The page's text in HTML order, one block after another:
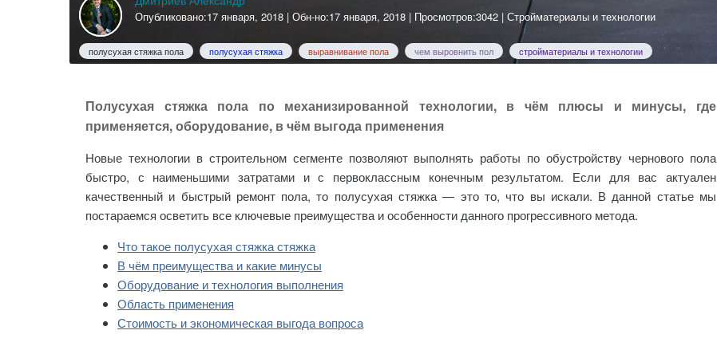
Опубликовано:17 января, 2018 | Обн-но:17 января, 2018 | Просмотров:3042 | Стройматериалы и технологии
полусухая стяжка пола полусухая стяжка выравнивание пола чем выровнить пол стройматериалы и технологии
Полусухая стяжка пола по механизированной технологии, в чём плюсы и минусы, где
применяется, оборудование, в чём выгода применения
Новые технологии в строительном сегменте позволяют выполнять работы по обустройству чернового пола
быстро, с наименьшими затратами и с первоклассным конечным результатом. Если для вас актуален
качественный и быстрый ремонт пола, то полусухая стяжка — это то, что вы искали. В данной статье мы
постараемся осветить все ключевые преимущества и особенности данного прогрессивного метода.
Что такое полусухая стяжка стяжка
В чём преимущества и какие минусы
Оборудование и технология выполнения
Область применения
Стоимость и экономическая выгода вопроса